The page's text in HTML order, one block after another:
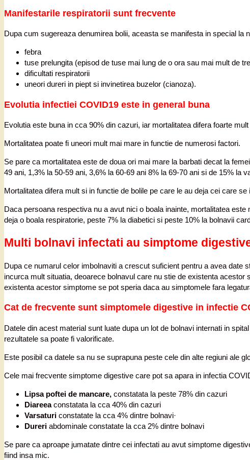
Manifestarile respiratorii sunt frecvente
Dupa cum sugereaza denumirea bolii, aceasta se manifesta in special la
febra
tuse prelungita (episod de tuse mai lung de o ora sau mai mult de
dificultati respiratorii
uneori dureri in piept si invinetirea buzelor (cianoza).
Evolutia infectiei COVID19 este in general buna
Evolutia este buna in cca 90% din cazuri, iar mortalitatea difera foarte
Mortalitatea poate fi uneori mult mai mare in functie de numerosi factori.
Se pare ca mortalitatea este de doua ori mai mare la barbati decat la
49 ani, 1,3% la 50-59 ani, 3,6% la 60-69 ani 8% la 69-70 ani si de 15% la
Mortalitatea difera mult si in functie de bolile pe care le au deja cei care se
Daca persoana respectiva nu a avut nici o boala inainte, mortalitatea
deja o boala respiratorie, peste 7% la diabetici si peste 10% la bolnavii
Multi bolnavi infectati au simptome
Dupa ce numarul celor imbolnaviti a crescut suficient pentru a avea
incurca mult situatia, deoarece bolnavul care nu stie de existenta
existenta acestor simptome se pot speria daca au simptomele fara
Cat de frecvente sunt simptomele digestive in infectie
Datele din acest material sunt luate dupa un lot de bolnavi internati in
rezultatele sa poate fi valorificate.
Este posibil ca datele sa nu se suprapuna peste cele din alte regiuni ale
Cele mai frecvente simptome digestive care pot sa apara in infectia
Lipsa poftei de mancare, constatata la peste 78% din cazuri
Diareeaconstatata la cca 40% din cazuri
Varsaturi constatate la cca 4% dintre bolnavi·
Dureri abdominale constatate la cca 2% dintre bolnavi
Se pare ca aproape jumatate dintre cei infectati au avut simptome
fiind insa mic.